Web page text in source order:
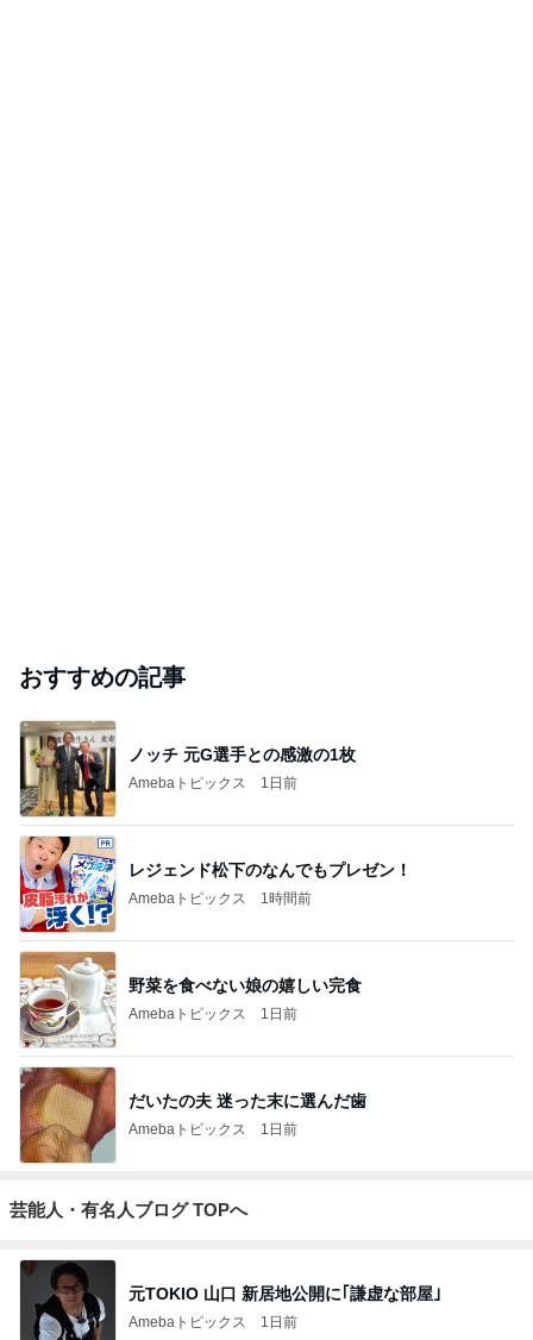
おすすめの記事
ノッチ 元G選手との感激の1枚
Amebaトピックス 1日前
レジェンド松下のなんでもプレゼン！
Amebaトピックス 1時間前
野菜を食べない娘の嬉しい完食
Amebaトピックス 1日前
だいたの夫 迷った末に選んだ歯
Amebaトピックス 1日前
芸能人・有名人ブログ TOPへ
元TOKIO 山口 新居地公開に｢謙虚な部屋｣
Amebaトピックス 1日前